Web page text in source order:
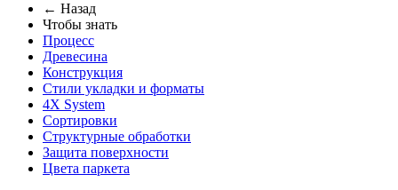
← Назад
Чтобы знать
Процесс
Древесина
Конструкция
Стили укладки и форматы
4X System
Сортировки
Структурные обработки
Защита поверхности
Цвета паркета